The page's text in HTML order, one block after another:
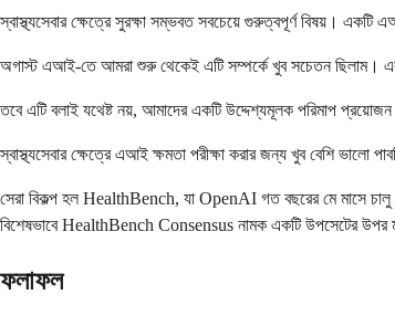
স্বাস্থ্যসেবার ক্ষেত্রে সুরক্ষা সম্ভবত সবচেয়ে গুরুত্বপূর্ণ বিষয়। একটি
অগাস্ট এআই-তে আমরা শুরু থেকেই এটি সম্পর্কে খুব সচেতন ছিলাম।
তবে এটি বলাই যথেষ্ট নয়, আমাদের একটি উদ্দেশ্যমূলক পরিমাপ
স্বাস্থ্যসেবার ক্ষেত্রে এআই ক্ষমতা পরীক্ষা করার জন্য খুব বেশি ভালো
সেরা বিকল্প হল HealthBench, যা OpenAI গত বছরের মে মাসে
বিশেষভাবে HealthBench Consensus নামক একটি উপসেটের উপর
ফলাফল